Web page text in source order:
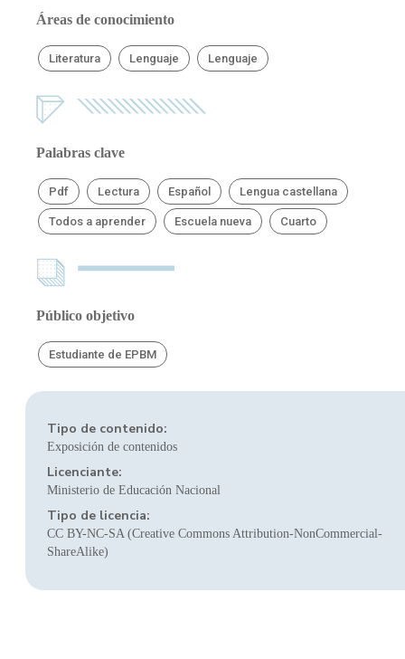
Áreas de conocimiento
Literatura Lenguaje Lenguaje
Palabras clave
Pdf Lectura Español Lengua castellana
Todos a aprender Escuela nueva Cuarto
Público objetivo
Estudiante de EPBM
Tipo de contenido:
Exposición de contenidos
Licenciante:
Ministerio de Educación Nacional
Tipo de licencia:
CC BY-NC-SA (Creative Commons Attribution-NonCommercial-
ShareAlike)